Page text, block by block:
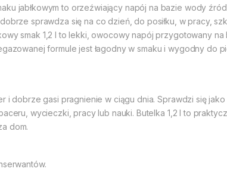
jabłkowym to orzeźwiający napój na bazie wody
sprawdza się na co dzień, do posiłku, w pracy,
smak 1,2 l to lekki, owocowy napój przygotowany
formule jest łagodny w smaku i wygodny do
i dobrze gasi pragnienie w ciągu dnia. Sprawdzi się
wycieczki, pracy lub nauki. Butelka 1,2 l to
dom.